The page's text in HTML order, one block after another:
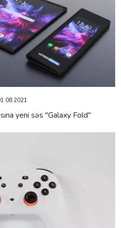
08 2021
yeni səs "Galaxy Fold"